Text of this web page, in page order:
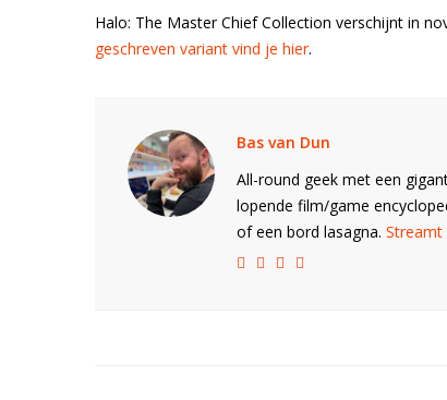
Halo: The Master Chief Collection verschijnt in
geschreven variant vind je hier.
Bas van Dun
All-round geek met een
lopende film/game
of een bord lasagna. Streamt